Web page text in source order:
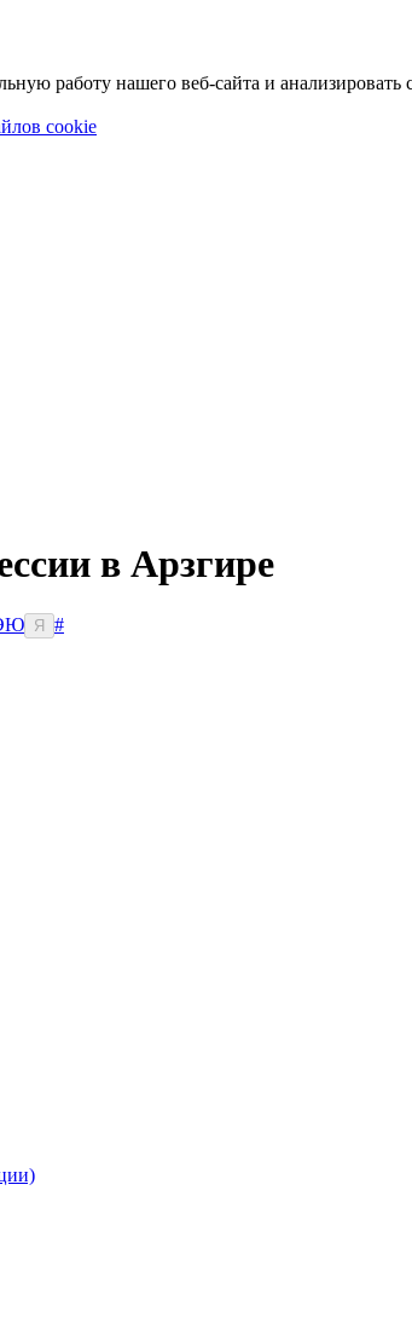
работу нашего веб-сайта и анализировать
cookie
в Арзгире
Ю Я
#